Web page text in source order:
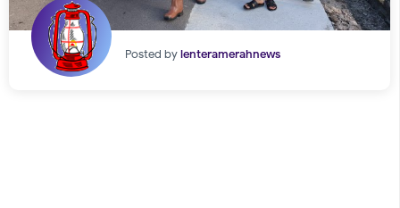
Posted bylenteramerahnews